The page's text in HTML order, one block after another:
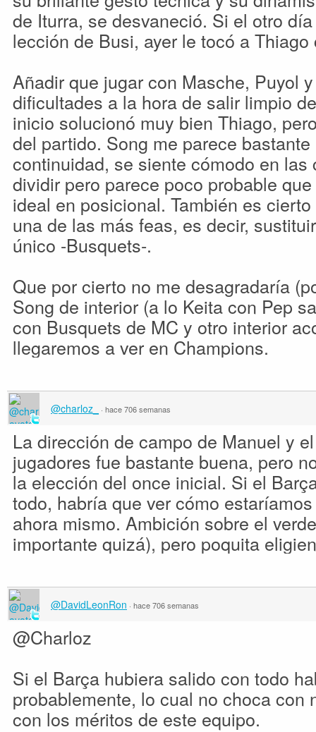
de Iturra, se desvaneció. Si el otro
lección de Busi, ayer le tocó a Thiago
Añadir que jugar con Masche, Puyol
dificultades a la hora de salir limpio
inicio solucionó muy bien Thiago,
del partido. Song me parece
continuidad, se siente cómodo en las
dividir pero parece poco probable
ideal en posicional. También es
una de las más feas, es decir,
único -Busquets-.
Que por cierto no me desagradaría
Song de interior (a lo Keita con Pep
con Busquets de MC y otro interior
llegaremos a ver en Champions.
@charloz_ · hace 706 semanas
La dirección de campo de Manuel y
jugadores fue bastante buena, pero
la elección del once inicial. Si el
todo, habría que ver cómo
ahora mismo. Ambición sobre el
importante quizá), pero poquita
@DavidLeonRon · hace 706 semanas
@Charloz
Si el Barça hubiera salido con todo
probablemente, lo cual no choca con
con los méritos de este equipo.